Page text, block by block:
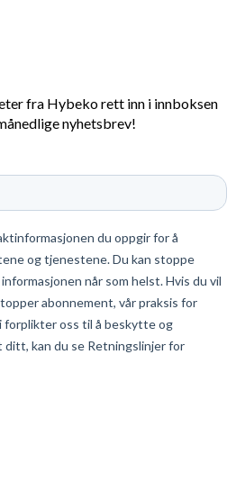
fra Hybeko rett inn i innboksen
nyhetsbrev!